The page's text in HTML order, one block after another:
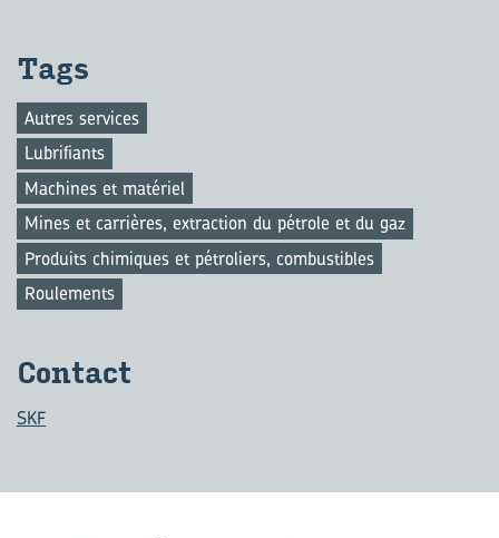
Tags
Autres services
Lubrifiants
Machines et matériel
Mines et carrières, extraction du pétrole et du gaz
Produits chimiques et pétroliers, combustibles
Roulements
Contact
SKF